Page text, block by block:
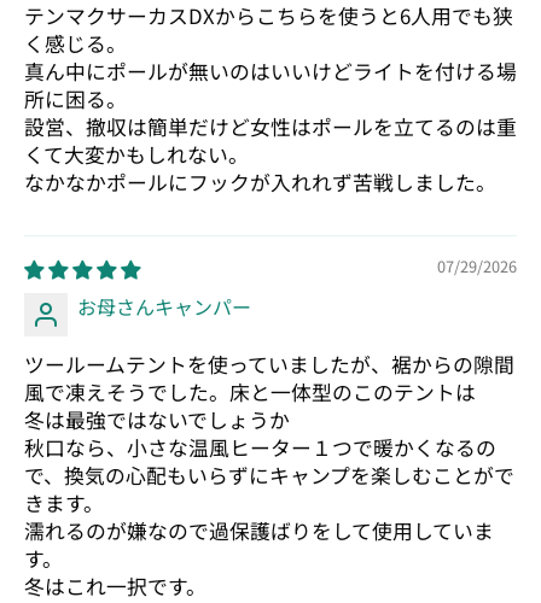
テンマクサーカスDXからこちらを使うと6人用でも狭
く感じる。
真ん中にポールが無いのはいいけどライトを付ける場
所に困る。
設営、撤収は簡単だけど女性はポールを立てるのは重
くて大変かもしれない。
なかなかポールにフックが入れれず苦戦しました。
07/29/2026
お母さんキャンパー
ツールームテントを使っていましたが、裾からの隙間
風で凍えそうでした。床と一体型のこのテントは
冬は最強ではないでしょうか
秋口なら、小さな温風ヒーター１つで暖かくなるの
で、換気の心配もいらずにキャンプを楽しむことがで
きます。
濡れるのが嫌なので過保護ばりをして使用していま
す。
冬はこれ一択です。